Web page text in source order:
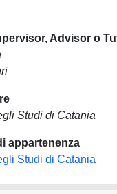
Advisor o
Studi di Catania
appartenenza
Studi di Catania